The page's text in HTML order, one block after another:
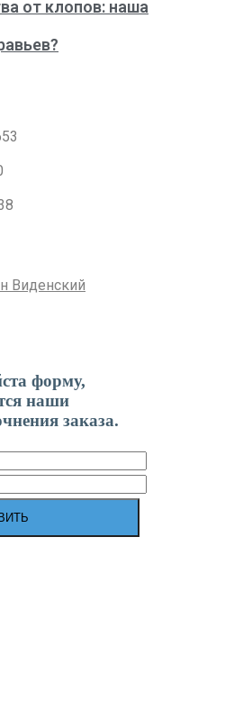
от клопов: наша
Виденский
форму,
наши
заказа.